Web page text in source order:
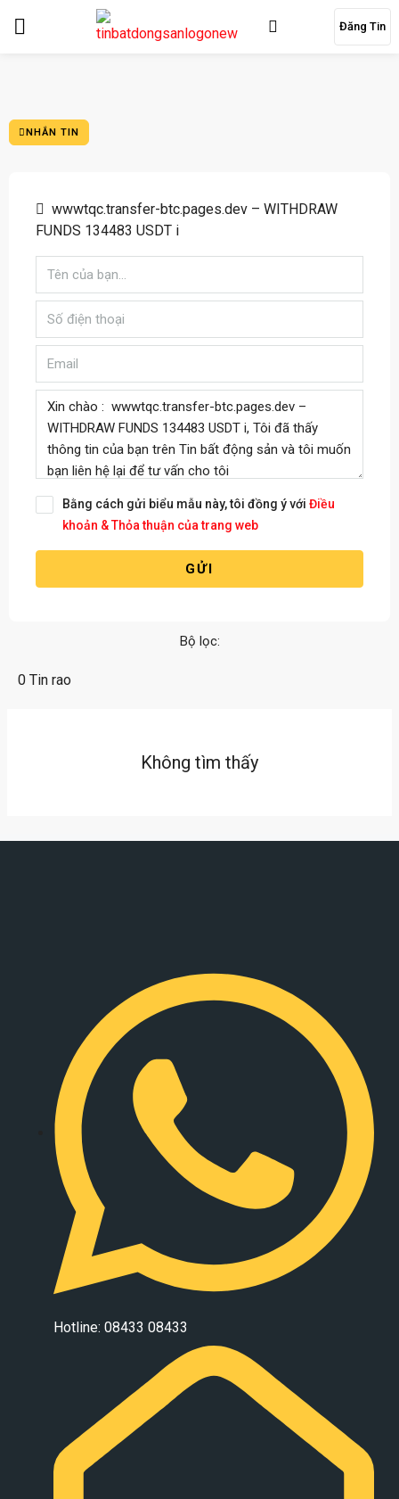
Đăng Tin
NHẮN TIN
wwwtqc.transfer-btc.pages.dev – WITHDRAW
FUNDS 134483 USDT i
Bằng cách gửi biểu mẫu này, tôi đồng ý với Điều
khoản & Thỏa thuận của trang web
GỬI
0 Tin rao
Bộ lọc:
Không tìm thấy
Hotline: 08433 08433